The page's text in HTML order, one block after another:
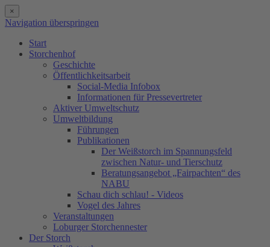
×
Navigation überspringen
Start
Storchenhof
Geschichte
Öffentlichkeitsarbeit
Social-Media Infobox
Informationen für Pressevertreter
Aktiver Umweltschutz
Umweltbildung
Führungen
Publikationen
Der Weißstorch im Spannungsfeld
zwischen Natur- und Tierschutz
Beratungsangebot „Fairpachten“ des
NABU
Schau dich schlau! - Videos
Vogel des Jahres
Veranstaltungen
Loburger Storchennester
Der Storch